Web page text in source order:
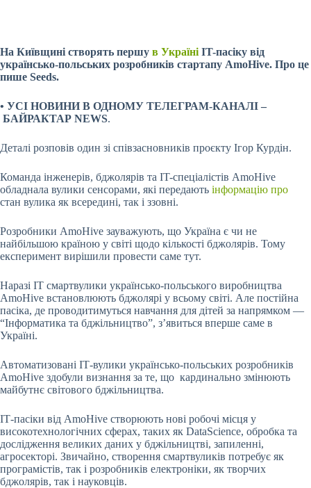
На Київщині створять першу в Україні IT-пасіку від
українсько-польських розробників стартапу AmoHive. Про це
пише Seeds.
• УСІ НОВИНИ В ОДНОМУ ТЕЛЕГРАМ-КАНАЛІ –
БАЙРАКТАР NEWS.
Деталі розповів один зі співзасновників проєкту Ігор Курдін.
Команда інженерів, бджолярів та IT-спеціалістів AmoHive
обладнала вулики сенсорами, які передають інформацію про
стан вулика як всередині, так і ззовні.
Розробники AmoHive зауважують, що Україна є чи не
найбільшою країною у світі щодо кількості бджолярів. Тому
експеримент вирішили провести саме тут.
Наразі IT смартвулики українсько-польського виробництва
AmoHive встановлюють бджолярі у всьому світі. Але постійна
пасіка, де проводитимуться навчання для дітей за напрямком —
“Інформатика та бджільництво”, з’явиться вперше саме в
Україні.
Автоматизовані IТ-вулики українсько-польських розробників
AmoHive здобули визнання за те, що кардинально змінюють
майбутнє світового бджільництва.
ІТ-пасіки від AmoHive створюють нові робочі місця у
високотехнологічних сферах, таких як DataScience, обробка та
дослідження великих даних у бджільництві, запиленні,
агросекторі. Звичайно, створення смартвуликів потребує як
програмістів, так і розробників електроніки, як творчих
бджолярів, так і науковців.